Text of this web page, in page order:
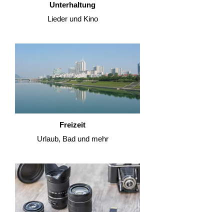
Unterhaltung
Lieder und Kino
Freizeit
Urlaub, Bad und mehr